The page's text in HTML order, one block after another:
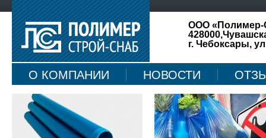
ООО «Полимер-
г. Чебоксары,
О КОМПАНИИ НОВОСТИ
КАРТА САЙТА